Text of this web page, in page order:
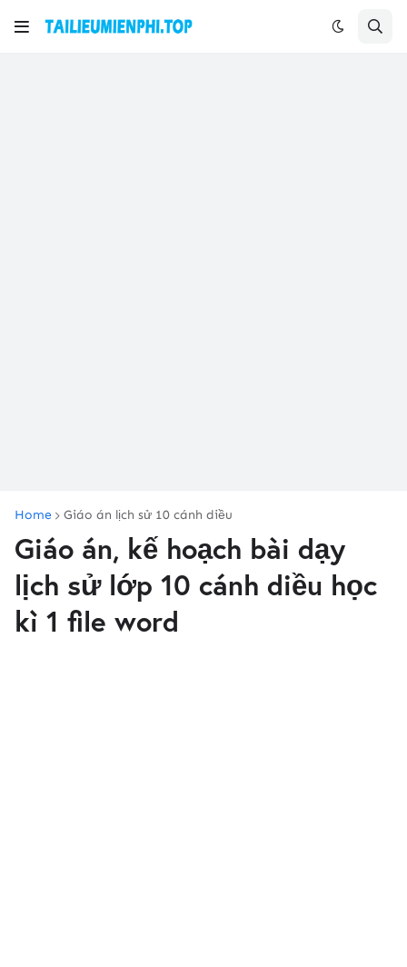
Home Giáo án lịch sử 10 cánh diều
Giáo án, kế hoạch bài dạy
lịch sử lớp 10 cánh diều học
kì 1 file word